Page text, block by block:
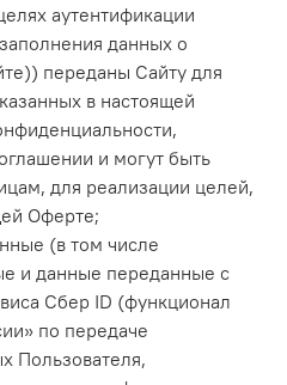
аутентификации
данных о
переданы Сайту для
в настоящей
и могут быть
для реализации целей,
Оферте;
(в том числе
и данные переданные с
Сбер ID (функционал
по передаче
Пользователя,